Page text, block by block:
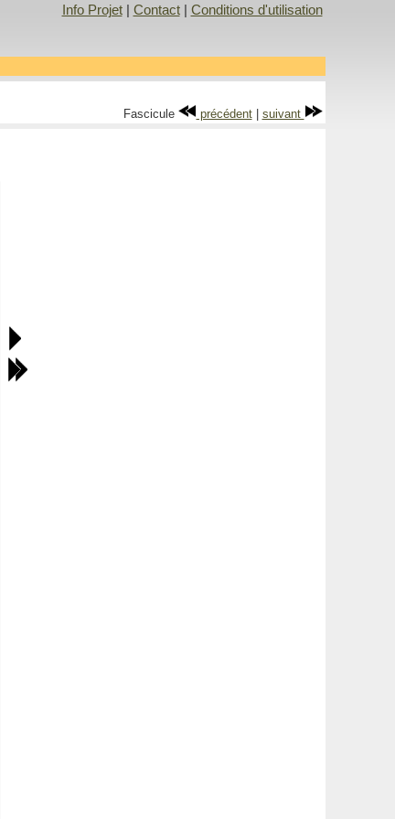
Info Projet| Contact| Conditions d'utilisation
Fascicule précédent| suivant